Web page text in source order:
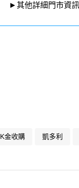
►其他詳細門市資訊
K金收購 凱多利